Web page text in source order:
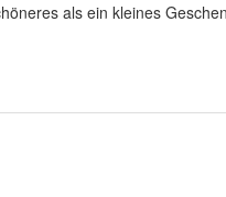
als ein kleines